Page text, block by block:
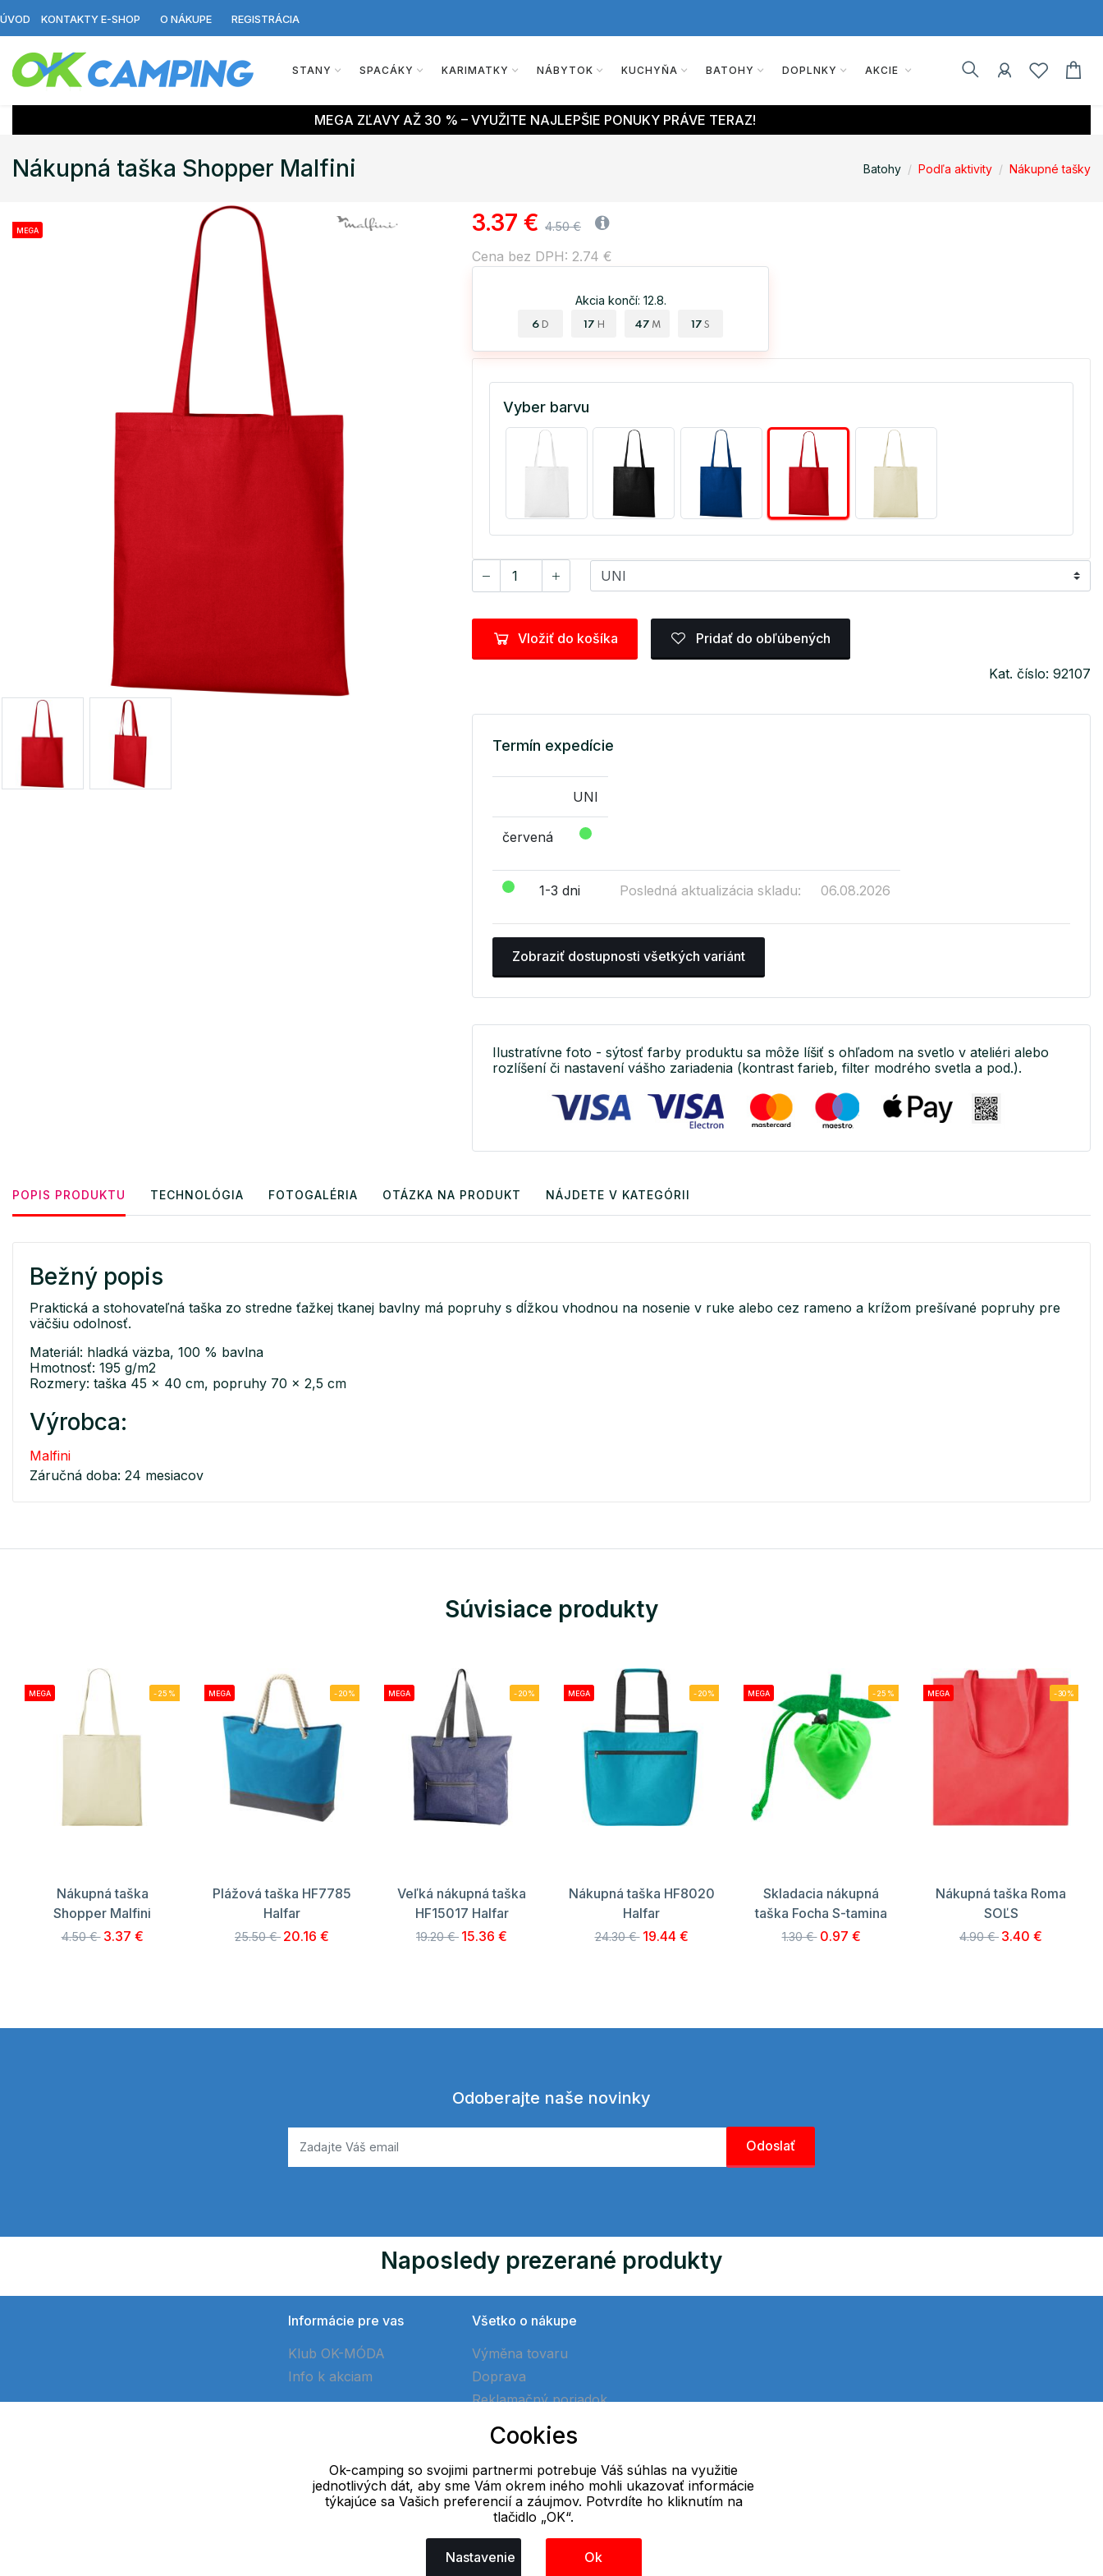
ÚVOD KONTAKTY E-SHOP O NÁKUPE REGISTRÁCIA
STANY SPACÁKY KARIMATKY NÁBYTOK KUCHYŇA BATOHY DOPLNKY AKCIE
MEGA ZĽAVY AŽ 30 % – VYUŽITE NAJLEPŠIE PONUKY PRÁVE TERAZ!
Nákupná taška Shopper Malfini Batohy Podľa aktivity Nákupné tašky
MEGA 3.37 € 4.50 €
Cena bez DPH: 2.74 €
Akcia končí: 12.8.
6 D 17 H 47 M 17 S
Vyber barvu
Vložiť do košíka Pridať do obľúbených
Kat. číslo: 92107
Termín expedície
UNI
červená
1-3 dni Posledná aktualizácia skladu: 06.08.2026
Zobraziť dostupnosti všetkých variánt
Ilustratívne foto - sýtosť farby produktu sa môže líšiť s ohľadom na svetlo v ateliéri alebo
rozlíšení či nastavení vášho zariadenia (kontrast farieb, filter modrého svetla a pod.).
POPIS PRODUKTU TECHNOLÓGIA FOTOGALÉRIA OTÁZKA NA PRODUKT NÁJDETE V KATEGÓRII
Bežný popis
Praktická a stohovateľná taška zo stredne ťažkej tkanej bavlny má popruhy s dĺžkou vhodnou na nosenie v ruke alebo cez rameno a krížom prešívané popruhy pre
väčšiu odolnosť.
Materiál: hladká väzba, 100 % bavlna
Hmotnosť: 195 g/m2
Rozmery: taška 45 x 40 cm, popruhy 70 x 2,5 cm
Výrobca:
Malfini
Záručná doba: 24 mesiacov
Súvisiace produkty
MEGA -25%
Nákupná taška
Shopper Malfini
4.50 € 3.37 €
MEGA -20%
Plážová taška HF7785
Halfar
25.50 € 20.16 €
MEGA -20%
Veľká nákupná taška
HF15017 Halfar
19.20 € 15.36 €
MEGA -20%
Nákupná taška HF8020
Halfar
24.30 € 19.44 €
MEGA -25%
Skladacia nákupná
taška Focha S-tamina
1.30 € 0.97 €
MEGA -30%
Nákupná taška Roma
SOĽS
4.90 € 3.40 €
Odoberajte naše novinky
Naposledy prezerané produkty
Informácie pre vas
Klub OK-MÓDA
Info k akciam
Všetko o nákupe
Výměna tovaru
Doprava
Reklamačný poriadok
Ako vytvoriť objednávku
Obchodné podmienky
E-mail
Online
info@ok-camping.cz
Cookies
Ok-camping so svojimi partnermi potrebuje Váš súhlas na využitie
jednotlivých dát, aby sme Vám okrem iného mohli ukazovať informácie
týkajúce sa Vašich preferencií a záujmov. Potvrdíte ho kliknutím na
tlačidlo „OK“.
Nastavenie Ok